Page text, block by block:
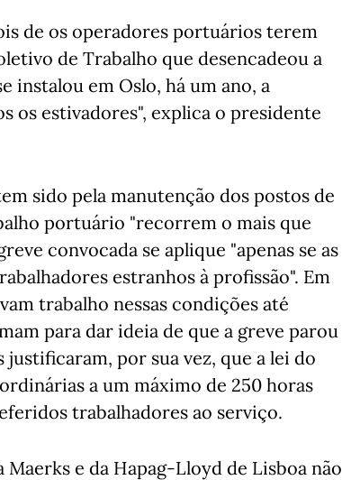
de os operadores portuários terem
de Trabalho que desencadeou a
instalou em Oslo, há um ano, a
os estivadores", explica o presidente
sido pela manutenção dos postos de
portuário "recorrem o mais que
convocada se aplique "apenas se as
estranhos à profissão". Em
trabalho nessas condições até
para dar ideia de que a greve parou
por sua vez, que a lei do
a um máximo de 250 horas
trabalhadores ao serviço.
Maerks e da Hapag-Lloyd de Lisboa não